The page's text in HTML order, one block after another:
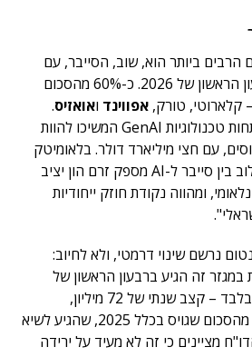
הרבים ביותר הוא, שוב, הסייבר, עם
1.2 מיליארד דולר ברבעון הראשון של 2026. כ-60% מהסכום
קלארוטי, טורק, אפווינד ואואזיס.
במקביל, החברות שמפתחות טכנולוגיות GenAI המשיכו להוות
עם חצי מיליארד דולר. בלאומיטק
וב-IVC אומרים כי "השילוב בין סייבר ל-AI מספק זרם הון יציב
ומהווה נקודת חוזק ייחודיות
נרשם שינוי דרמטי, ולא לחיוב:
במגזר זה הגיע ברבעון הראשון של
2026 ל-18 מיליון דולר בלבד – קצב שנתי של 72 מיליון,
המהווים פחות מעשירית מהסכום שגויס בכלל 2025, שהגיע לשיא
הדו"ח מציינים כי זה לא מעיד על ירידה